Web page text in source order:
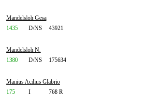
Mandelsloh Gesa
1435
D/NS 43921
Mandelsloh N.
1380
D/NS 175634
Manius Acilius Glabrio
175
I 768 R